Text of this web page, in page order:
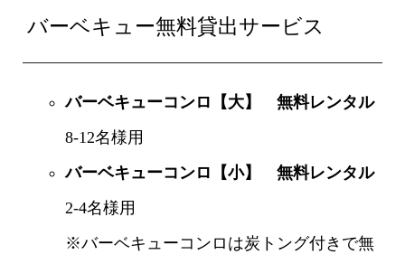
バーベキュー無料貸出サービス
バーベキューコンロ【大】 無料レンタル
8-12名様用
バーベキューコンロ【小】 無料レンタル
2-4名様用
※バーベキューコンロは炭トング付きで無